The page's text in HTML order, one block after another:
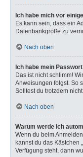
Ich habe mich vor
Es kann sein, dass ein
Datenbankgröße zu
Nach oben
Ich habe mein
Das ist nicht schlimm!
Anweisungen folgst. So
Solltest du trotzdem
Nach oben
Warum werde ich
Wenn du beim
kannst du das Kästchen
Verfügung steht, dann